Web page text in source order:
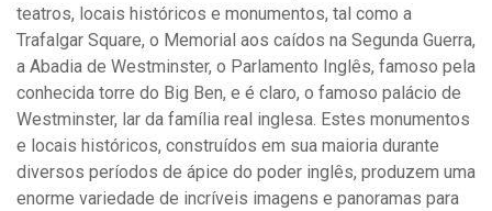
teatros, locais históricos e monumentos, tal como a
Trafalgar Square, o Memorial aos caídos na Segunda Guerra,
a Abadia de Westminster, o Parlamento Inglês, famoso pela
conhecida torre do Big Ben, e é claro, o famoso palácio de
Westminster, lar da família real inglesa. Estes monumentos
e locais históricos, construídos em sua maioria durante
diversos períodos de ápice do poder inglês, produzem uma
enorme variedade de incríveis imagens e panoramas para